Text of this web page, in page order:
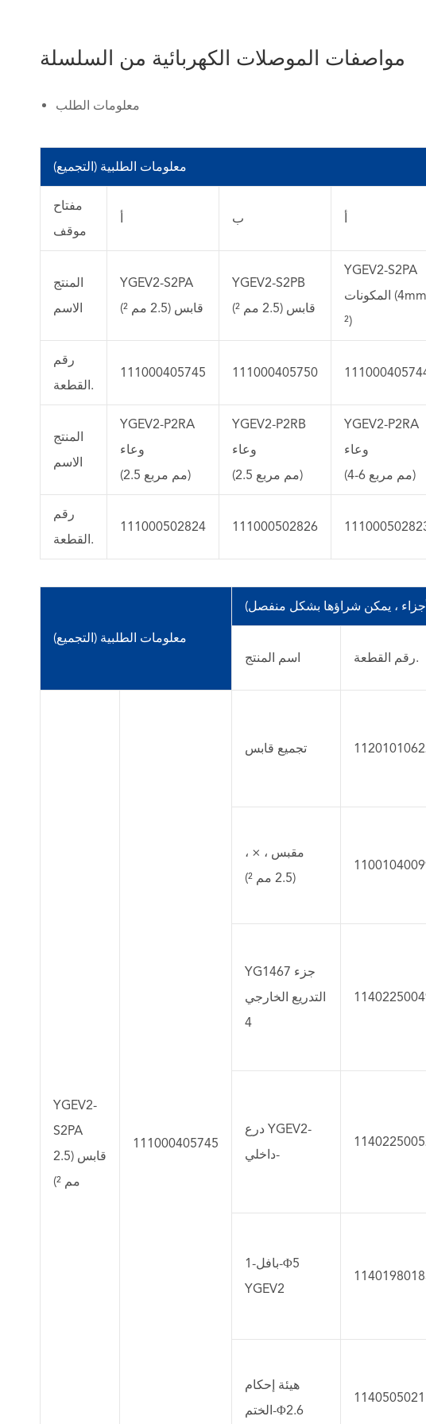
مواصفات الموصلات الكهربائية من السلسلة
معلومات الطلب
معلومات الطلبية (التجميع)
مفتاح
موقف
ب
المنتج
الاسم
YGEV2-S2PA
قابس (2.5 مم ²)
YGEV2-S2PB
قابس (2.5 مم ²)
YGEV2-S2PA
المكونات (4mm
²)
رقم
القطعة.
111000405745 111000405750
المنتج
الاسم
YGEV2-P2RA
وعاء
(2.5 مم مربع)
YGEV2-P2RB
وعاء
(2.5 مم مربع)
YGEV2-P2RA
وعاء
(4-6 مم مربع)
رقم
القطعة.
111000502824 111000502826
معلومات الطلبية (التجميع)
، يمكن شراؤها بشكل منفصل)
اسم المنتج رقم القطعة.
YGEV2-
S2PA
قابس (2.5
مم ²)
111000405745
تجميع قابس
مقبس ، × ،
(2.5 مم ²)
YG1467 جزء
التدريع الخارجي
4
درع YGEV2-
داخلي-
بافل-1-Φ5
YGEV2
هيئة إحكام
الختم-Φ2.6